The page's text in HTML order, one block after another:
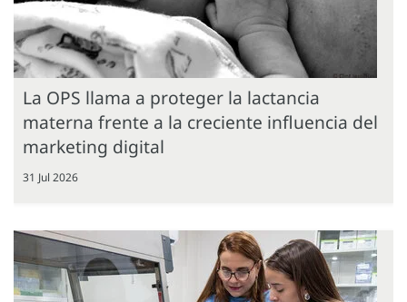
La OPS llama a proteger la lactancia
materna frente a la creciente influencia del
marketing digital
31 Jul 2026